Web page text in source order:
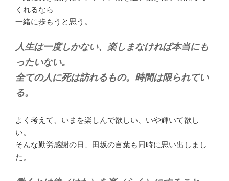
くれるなら
一緒に歩もうと思う。
人生は一度しかない、楽しまなければ本当にも
ったいない。
全ての人に死は訪れるもの。時間は限られてい
る。
よく考えて、いまを楽しんで欲しい、いや輝いて欲し
い。
そんな勤労感謝の日、田坂の言葉も同時に思い出しまし
た。